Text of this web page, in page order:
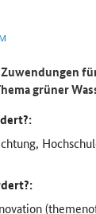
grüner